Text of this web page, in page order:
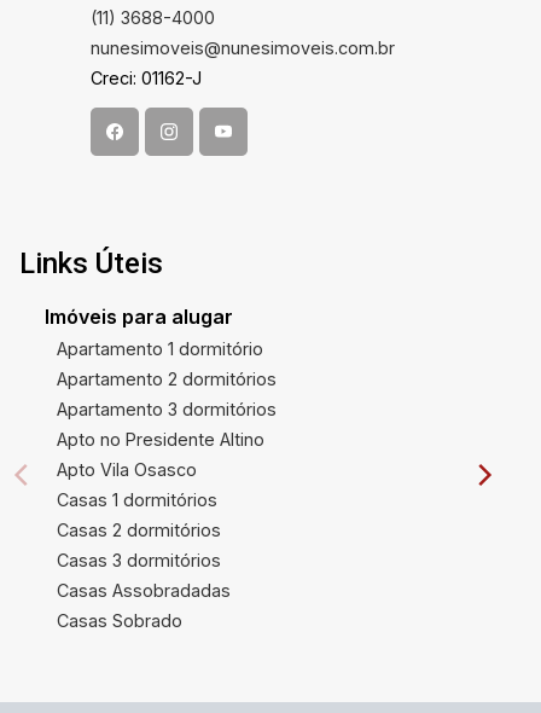
(11) 3688-4000
nunesimoveis@nunesimoveis.com.br
Creci: 01162-J
Links Úteis
Imóveis para alugar
Apartamento 1 dormitório
Apartamento 2 dormitórios
Apartamento 3 dormitórios
Apto no Presidente Altino
Apto Vila Osasco
Casas 1 dormitórios
Casas 2 dormitórios
Casas 3 dormitórios
Casas Assobradadas
Casas Sobrado